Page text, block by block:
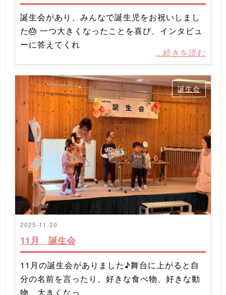
誕生会があり、みんなで誕生児をお祝いしまし
た🎂 一つ大きくなったことを喜び、インタビュ
ーに答えてくれ
...続きを読む
2025-11-20
11月 誕生会
誕生会
11月の誕生会がありました♪舞台に上がると自
分の名前を言ったり、好きな食べ物、好きな動
物、大きくなっ